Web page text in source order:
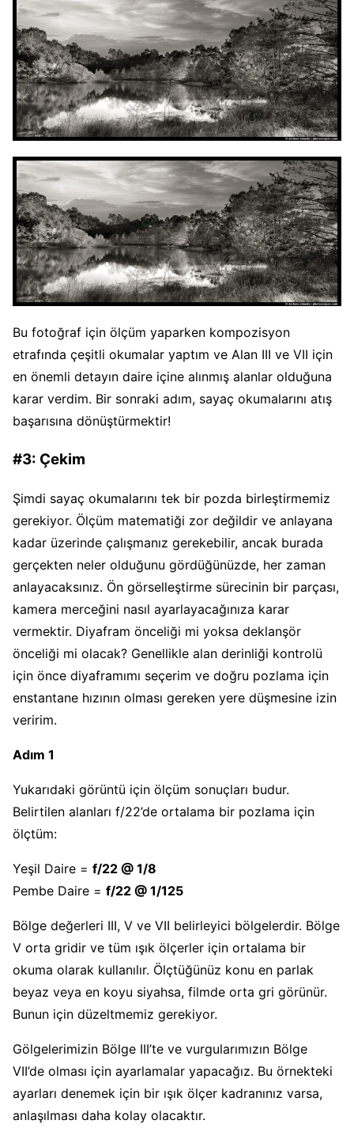
Bu fotoğraf için ölçüm yaparken kompozisyon
etrafında çeşitli okumalar yaptım ve Alan III ve VII için
en önemli detayın daire içine alınmış alanlar olduğuna
karar verdim. Bir sonraki adım, sayaç okumalarını atış
başarısına dönüştürmektir!
#3: Çekim
Şimdi sayaç okumalarını tek bir pozda birleştirmemiz
gerekiyor. Ölçüm matematiği zor değildir ve anlayana
kadar üzerinde çalışmanız gerekebilir, ancak burada
gerçekten neler olduğunu gördüğünüzde, her zaman
anlayacaksınız. Ön görselleştirme sürecinin bir parçası,
kamera merceğini nasıl ayarlayacağınıza karar
vermektir. Diyafram önceliği mi yoksa deklanşör
önceliği mi olacak? Genellikle alan derinliği kontrolü
için önce diyaframımı seçerim ve doğru pozlama için
enstantane hızının olması gereken yere düşmesine izin
veririm.
Adım 1
Yukarıdaki görüntü için ölçüm sonuçları budur.
Belirtilen alanları f/22’de ortalama bir pozlama için
ölçtüm:
Yeşil Daire = f/22 @ 1/8
Pembe Daire = f/22 @ 1/125
Bölge değerleri III, V ve VII belirleyici bölgelerdir. Bölge
V orta gridir ve tüm ışık ölçerler için ortalama bir
okuma olarak kullanılır. Ölçtüğünüz konu en parlak
beyaz veya en koyu siyahsa, filmde orta gri görünür.
Bunun için düzeltmemiz gerekiyor.
Gölgelerimizin Bölge III’te ve vurgularımızın Bölge
VII’de olması için ayarlamalar yapacağız. Bu örnekteki
ayarları denemek için bir ışık ölçer kadranınız varsa,
anlaşılması daha kolay olacaktır.